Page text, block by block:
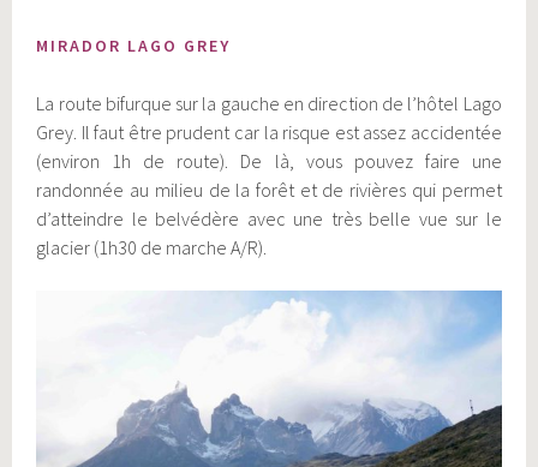
MIRADOR LAGO GREY
La route bifurque sur la gauche en direction de l’hôtel Lago
Grey. Il faut être prudent car la risque est assez accidentée
(environ 1h de route). De là, vous pouvez faire une
randonnée au milieu de la forêt et de rivières qui permet
d’atteindre le belvédère avec une très belle vue sur le
glacier (1h30 de marche A/R).